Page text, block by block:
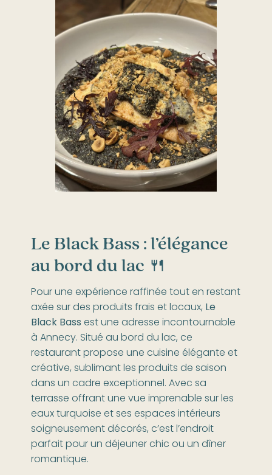
Le Black Bass : l’élégance
au bord du lac 🍴
Pour une expérience raffinée tout en restant
axée sur des produits frais et locaux, Le
Black Bassest une adresse incontournable
à Annecy. Situé au bord du lac, ce
restaurant propose une cuisine élégante et
créative, sublimant les produits de saison
dans un cadre exceptionnel. Avec sa
terrasse offrant une vue imprenable sur les
eaux turquoise et ses espaces intérieurs
soigneusement décorés, c’est l’endroit
parfait pour un déjeuner chic ou un dîner
romantique.